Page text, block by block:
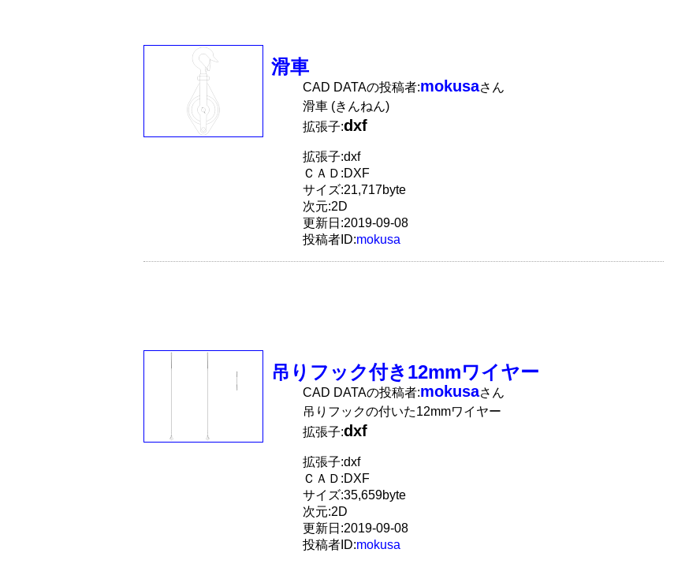
滑車
CAD DATAの投稿者:mokusaさん
滑車 (きんねん)
拡張子:dxf
拡張子:dxf
ＣＡＤ:DXF
サイズ:21,717byte
次元:2D
更新日:2019-09-08
投稿者ID:mokusa
吊りフック付き12mmワイヤー
CAD DATAの投稿者:mokusaさん
吊りフックの付いた12mmワイヤー
拡張子:dxf
拡張子:dxf
ＣＡＤ:DXF
サイズ:35,659byte
次元:2D
更新日:2019-09-08
投稿者ID:mokusa